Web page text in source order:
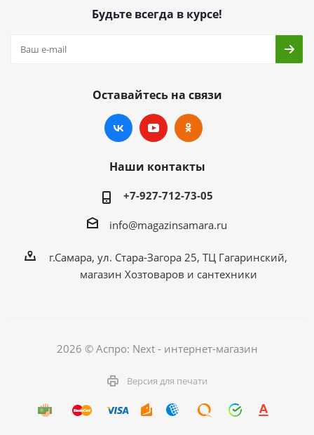
Будьте всегда в курсе!
Оставайтесь на связи
Наши контакты
+7-927-712-73-05
info@magazinsamara.ru
г.Самара, ул. Стара-Загора 25, ТЦ Гагаринский,
магазин Хозтоваров и сантехники
2026 © Аспро: Next - интернет-магазин
Версия для печати